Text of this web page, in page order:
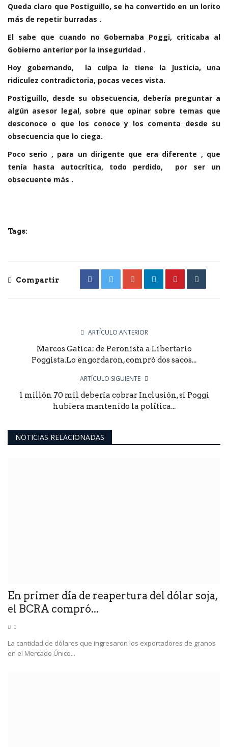
Queda claro que Postiguillo, se ha convertido en un lorito
más de repetir burradas .
El sabe que cuando no Gobernaba Poggi, criticaba al
Gobierno anterior por la inseguridad .
Hoy gobernando, la culpa la tiene la Justicia, una
ridiculez contradictoria, pocas veces vista.
Postiguillo, desde su obsecuencia, debería preguntar a
algún asesor legal, sobre que opinar sobre temas que
desconoce o que los conoce y los comenta desde su
obsecuencia que lo ciega.
Poco serio , para un dirigente que era diferente , que
tenía hasta autocrítica, todo perdido, por ser un
obsecuente más .
Tags:
Compartir
ARTÍCULO ANTERIOR
Marcos Gatica: de Peronista a Libertario
Poggista.Lo engordaron, compró dos sacos...
ARTÍCULO SIGUIENTE
1 millón 70 mil debería cobrar Inclusión, si Poggi
hubiera mantenido la política...
NOTICIAS RELACIONADAS
En primer día de reapertura del dólar soja,
el BCRA compró...
0
La cantidad de dólares que ingresaron los exportadores de granos
en el Mercado Único...